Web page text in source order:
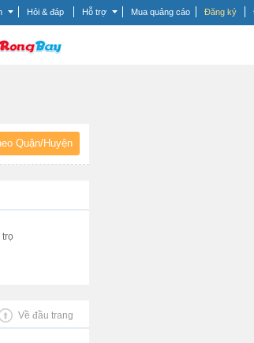
Hỏi & đáp Hỗ trợ Mua quảng cáo Đăng ký
Quận/Huyện
trọ
Về đầu trang